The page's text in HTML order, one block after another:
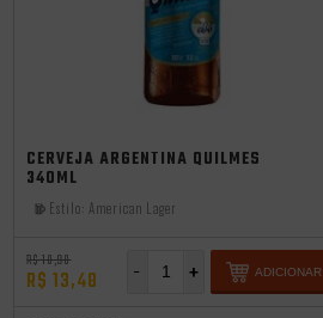
CERVEJA ARGENTINA QUILMES
340ML
Estilo: American Lager
R$ 18,98
R$ 13,48 +
- ADICIONAR